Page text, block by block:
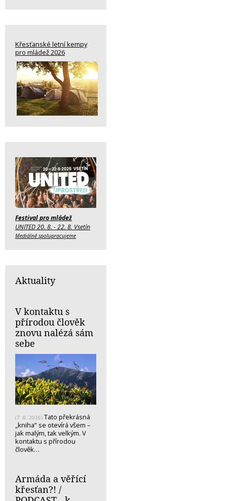
Křesťanské letní kempy
pro mládež 2026
Festival pro mládež
UNITED 20. 8. - 22. 8. Vsetín
Mediálně spolupracujeme
Aktuality
V kontaktu s
přírodou člověk
znovu nalézá sám
sebe
(7. 8. 2026) Tato překrásná
„kniha“ se otevírá všem –
jak malým, tak velkým. V
kontaktu s přírodou
člověk…
Armáda a věřící
křesťan?! /